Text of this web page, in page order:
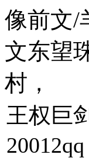
像前文/
文东望
村，
王权巨